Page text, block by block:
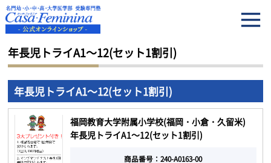
HOME 年長児トライA1～12(セット1割引)
年長児トライA1～12(セット1割引)
年長児トライA1～12(セット1割引)
福岡教育大学附属小学校(福岡・小倉・久留米)
年長児トライA1～12(セット1割引)
商品番号：240-A0163-00